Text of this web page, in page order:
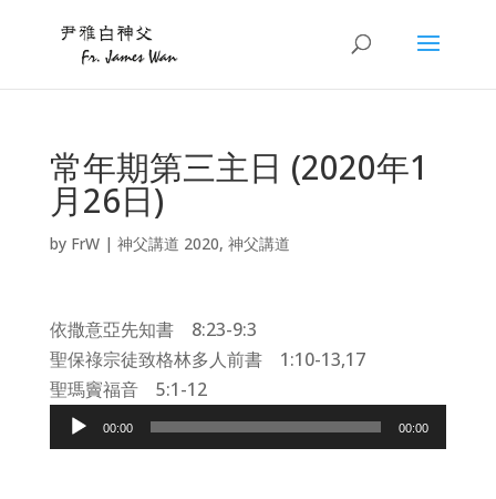
常年期第三主日 (2020年1
月26日)
by FrW| 神父講道 2020, 神父講道
依撒意亞先知書 8:23-9:3
聖保祿宗徒致格林多人前書 1:10-13,17
聖瑪竇福音 5:1-12
Audio
Player
00:00 00:00